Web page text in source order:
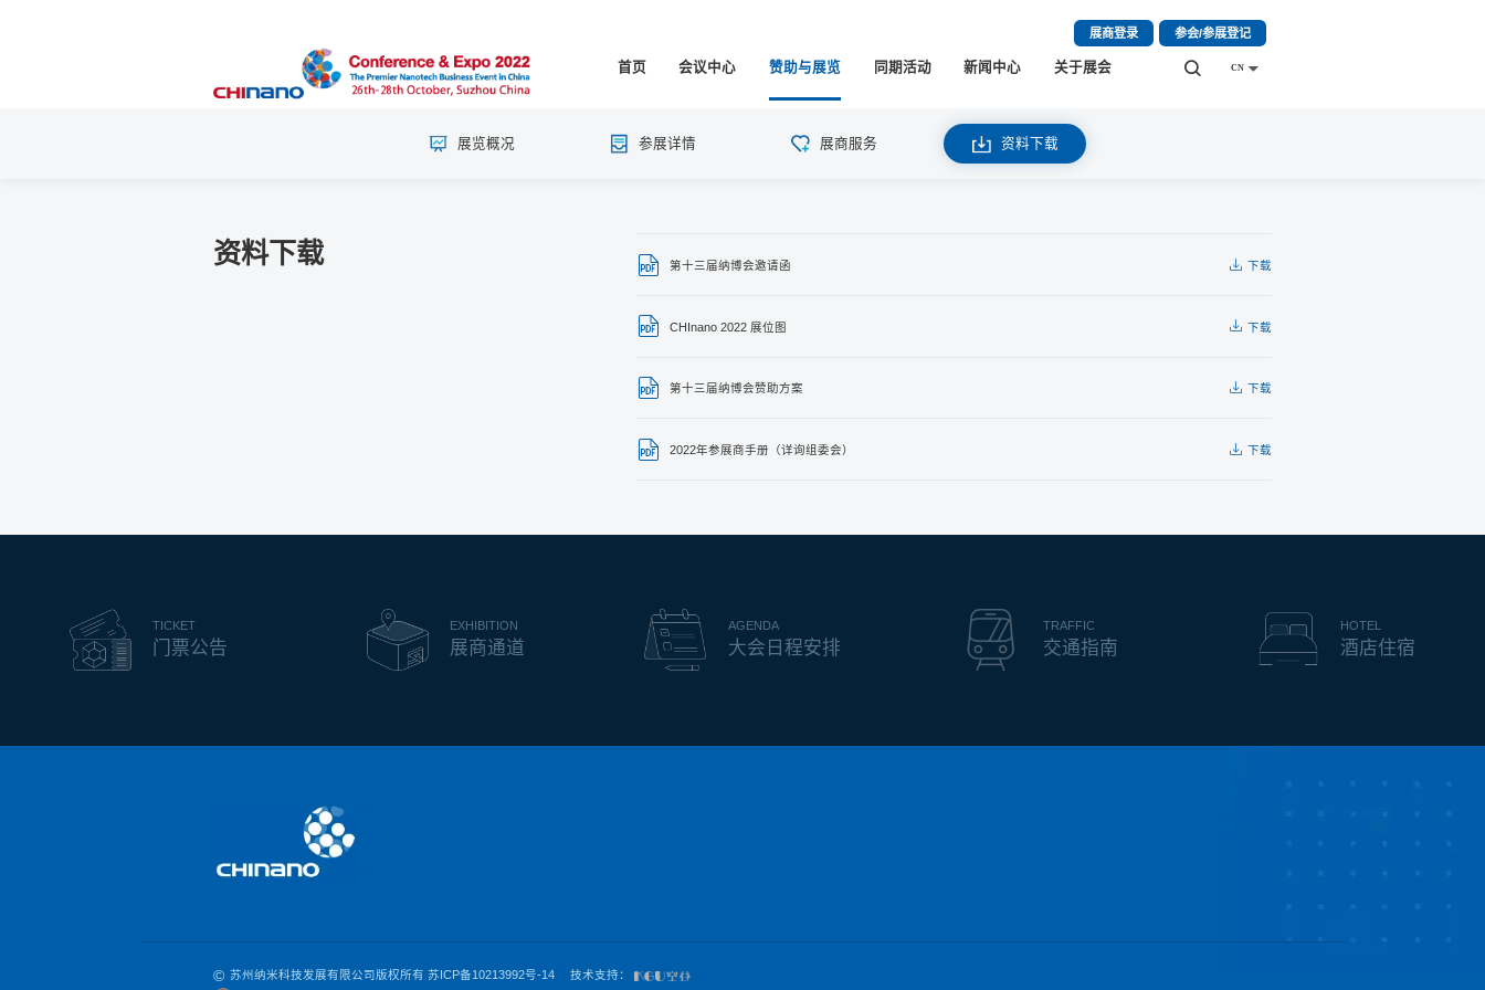
展商登录 参会/参展登记
首页 会议中心 赞助与展览 同期活动 新闻中心 关于展会 CN
展览概况 参展详情 展商服务 资料下载
资料下载 第十三届纳博会邀请函 下载
CHInano 2022 展位图 下载
第十三届纳博会赞助方案 下载
2022年参展商手册（详询组委会） 下载
TICKET
门票公告
EXHIBITION
展商通道
AGENDA
大会日程安排
TRAFFIC
交通指南
HOTEL
酒店住宿
© 苏州纳米科技发展有限公司版权所有 苏ICP备10213992号-14 技术支持：